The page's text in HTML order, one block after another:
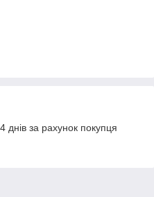
за рахунок покупця